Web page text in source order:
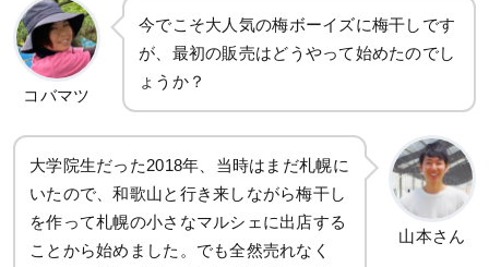
コバマツ
今でこそ大人気の梅ボーイズに梅干しです
が、最初の販売はどうやって始めたのでし
ょうか？
大学院生だった2018年、当時はまだ札幌に
いたので、和歌山と行き来しながら梅干し
を作って札幌の小さなマルシェに出店する
ことから始めました。でも全然売れなく
山本さん